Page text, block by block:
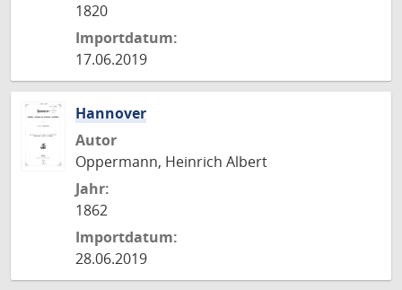
1820
Importdatum:
17.06.2019
Hannover
Autor
Oppermann, Heinrich Albert
Jahr:
1862
Importdatum:
28.06.2019